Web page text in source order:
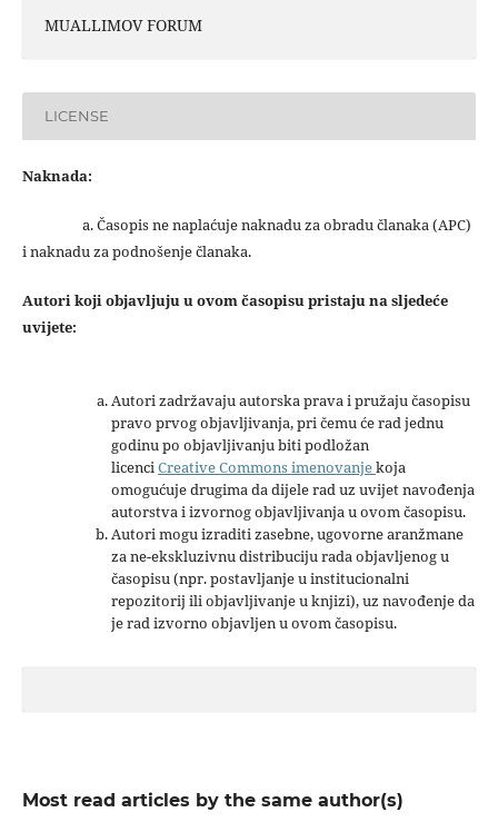
MUALLIMOV FORUM
LICENSE
Naknada:
a. Časopis ne naplaćuje naknadu za obradu članaka (APC)
i naknadu za podnošenje članaka.
Autori koji objavljuju u ovom časopisu pristaju na sljedeće
uvijete:
Autori zadržavaju autorska prava i pružaju časopisu
pravo prvog objavljivanja, pri čemu će rad jednu
godinu po objavljivanju biti podložan
licenciCreative Commons imenovanjekoja
omogućuje drugima da dijele rad uz uvijet navođenja
autorstva i izvornog objavljivanja u ovom časopisu.
Autori mogu izraditi zasebne, ugovorne aranžmane
za ne-ekskluzivnu distribuciju rada objavljenog u
časopisu (npr. postavljanje u institucionalni
repozitorij ili objavljivanje u knjizi), uz navođenje da
je rad izvorno objavljen u ovom časopisu.
Most read articles by the same author(s)